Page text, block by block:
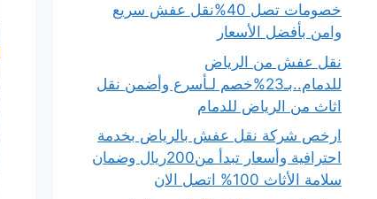
خصومات تصل 40%نقل عفش سريع
وامن بأفضل الأسعار
نقل عفش من الرياض
للدمام..بـ23%خصم لـأسرع وأضمن نقل
اثاث من الرياض للدمام
ارخص شركة نقل عفش بالرياض بخدمة
احترافية وأسعار تبدأ من200ريال وضمان
سلامة الأثاث 100% اتصل الان